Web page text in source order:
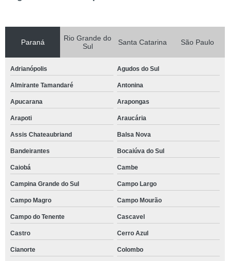
Paraná
Rio Grande do
Sul
Santa Catarina São Paulo
Adrianópolis Agudos do Sul
Almirante Tamandaré Antonina
Apucarana Arapongas
Arapoti Araucária
Assis Chateaubriand Balsa Nova
Bandeirantes Bocaiúva do Sul
Caiobá Cambe
Campina Grande do Sul Campo Largo
Campo Magro Campo Mourão
Campo do Tenente Cascavel
Castro Cerro Azul
Cianorte Colombo